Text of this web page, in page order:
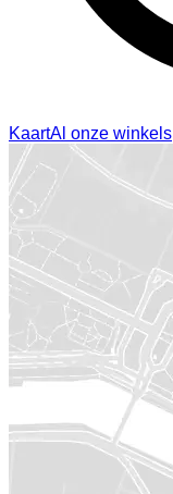
KaartAl onze winkels